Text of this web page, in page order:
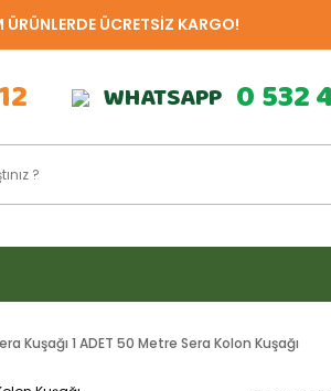
ÜRÜNLERDE ÜCRETSİZ KARGO!
WHATSAPP 0 532
Kuşağı 1 ADET 50 Metre Sera Kolon Kuşağı